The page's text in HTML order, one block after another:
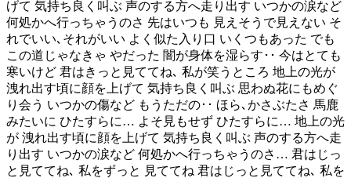
げて 気持ち良く叫ぶ 声のする方へ走り出す いつかの涙など
何処かへ行っちゃうのさ 先はいつも 見えそうで見えない そ
れでいい､それがいい よく似た入り口 いくつもあった でも
この道じゃなきゃ やだった 闇が身体を湿らす･･ 今はとても
寒いけど 君はきっと見ててね､ 私が笑うところ 地上の光が
洩れ出す頃に顔を上げて 気持ち良く叫ぶ 思わぬ花にもめぐ
り会う いつかの傷など もうただの･･ ほら､かさぶたさ 馬鹿
みたいに ひたすらに… よそ見もせず ひたすらに… 地上の光
が 洩れ出す頃に顔を上げて 気持ち良く叫ぶ 声のする方へ走
り出す いつかの涙など 何処かへ行っちゃうのさ… 君はじっ
と見ててね､ 私をずっと 見ててね 君はじっと見ててね､ 私を